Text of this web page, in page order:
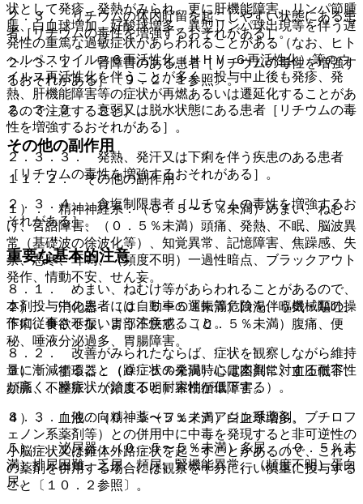
２．３． リチウムの体内貯留を起こしやすい状態にある患
者［リチウムの毒性を増強するおそれがある］。
２．３．１． 腎障害のある患者［リチウムの毒性を増強す
るおそれがある］〔９．２．１参照〕。
２．３．２． 衰弱又は脱水状態にある患者［リチウムの毒
性を増強するおそれがある］。
２．３．３． 発熱、発汗又は下痢を伴う疾患のある患者
［リチウムの毒性を増強するおそれがある］。
２．３．４． 食塩制限患者［リチウムの毒性を増強するお
それがある］。
重要な基本的注意
８．１． めまい、ねむけ等があらわれることがあるので、
本剤投与中の患者には自動車の運転等危険を伴う機械類の操
作に従事させないよう注意すること。
８．２． 改善がみられたならば、症状を観察しながら維持
量に漸減すること（躁症状の発現時には本剤に対する耐容性
が高く、躁症状が治まると耐容性が低下する）。
８．３． 他の向精神薬（フェノチアジン系薬剤、ブチロフ
ェノン系薬剤等）との併用中に中毒を発現すると非可逆性の
小脳症状又は錐体外路症状を起こすことがあるので、これら
の薬剤を併用する場合には観察を十分に行い慎重に投与する
こと〔１０．２参照〕。
状として発疹、発熱がみられ、更に肝機能障害、リンパ節腫
脹、白血球増加、好酸球増多、異型リンパ球出現等を伴う遅
発性の重篤な過敏症状があらわれることがある（なお、ヒト
ヘルペスウイルス６再活性化（ＨＨＶ−６再活性化）等のウ
イルス再活性化を伴うことが多く、投与中止後も発疹、発
熱、肝機能障害等の症状が再燃あるいは遷延化することがあ
るので注意すること）。
その他の副作用
１１．２． その他の副作用
１）． 精神神経系：（０．５〜５％未満）めまい、ねむ
け、言語障害、（０．５％未満）頭痛、発熱、不眠、脳波異
常（基礎波の徐波化等）、知覚異常、記憶障害、焦躁感、失
禁、悪寒、耳鳴、（頻度不明）一過性暗点、ブラックアウト
発作、情動不安、せん妄。
２）． 消化器：（０．５〜５％未満）口渇、嘔気・嘔吐、
下痢、食欲不振、胃部不快感、（０．５％未満）腹痛、便
秘、唾液分泌過多、胃腸障害。
３）． 循環器：（０．５％未満）心電図異常、血圧低下、
頻脈、不整脈、（頻度不明）末梢循環障害。
４）． 血液：（０．５〜５％未満）白血球増多。
５）． 泌尿器：（０．５〜５％未満）多尿、（０．５％未
満）排尿困難、乏尿、頻尿、腎機能異常、（頻度不明）蛋白
尿。